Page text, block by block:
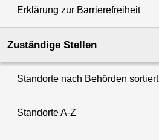
Erklärung zur Barrierefreiheit
Zuständige Stellen
Standorte nach Behörden sortiert
Standorte A-Z